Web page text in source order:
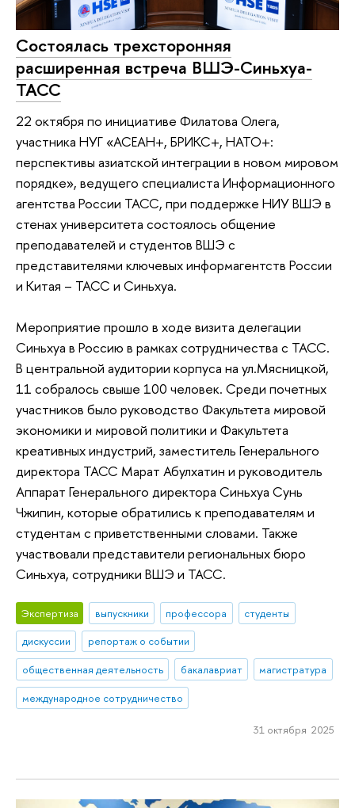
Состоялась трехсторонняя
расширенная встреча ВШЭ-Синьхуа-
ТАСС
22 октября по инициативе Филатова Олега,
участника НУГ «АСЕАН+, БРИКС+, НАТО+:
перспективы азиатской интеграции в новом мировом
порядке», ведущего специалиста Информационного
агентства России ТАСС, при поддержке НИУ ВШЭ в
стенах университета состоялось общение
преподавателей и студентов ВШЭ с
представителями ключевых информагентств России
и Китая – ТАСС и Синьхуа.
Мероприятие прошло в ходе визита делегации
Синьхуа в Россию в рамках сотрудничества с ТАСС.
В центральной аудитории корпуса на ул.Мясницкой,
11 собралось свыше 100 человек. Среди почетных
участников было руководство Факультета мировой
экономики и мировой политики и Факультета
креативных индустрий, заместитель Генерального
директора ТАСС Марат Абулхатин и руководитель
Аппарат Генерального директора Синьхуа Сунь
Чжипин, которые обратились к преподавателям и
студентам с приветственными словами. Также
участвовали представители региональных бюро
Синьхуа, сотрудники ВШЭ и ТАСС.
Экспертиза выпускники профессора
студенты
дискуссии
репортаж о событии
общественная деятельность
бакалавриат
магистратура
международное сотрудничество
31 октября 2025